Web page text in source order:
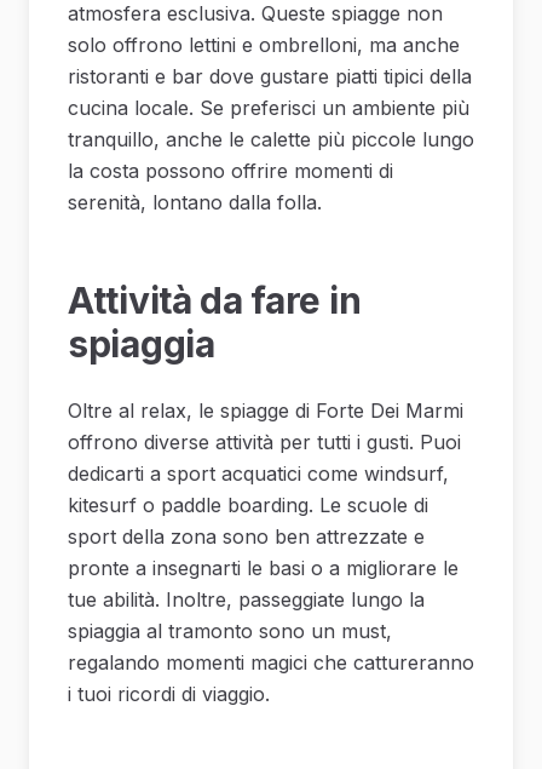
atmosfera esclusiva. Queste spiagge non
solo offrono lettini e ombrelloni, ma anche
ristoranti e bar dove gustare piatti tipici della
cucina locale. Se preferisci un ambiente più
tranquillo, anche le calette più piccole lungo
la costa possono offrire momenti di
serenità, lontano dalla folla.
Attività da fare in
spiaggia
Oltre al relax, le spiagge di Forte Dei Marmi
offrono diverse attività per tutti i gusti. Puoi
dedicarti a sport acquatici come windsurf,
kitesurf o paddle boarding. Le scuole di
sport della zona sono ben attrezzate e
pronte a insegnarti le basi o a migliorare le
tue abilità. Inoltre, passeggiate lungo la
spiaggia al tramonto sono un must,
regalando momenti magici che cattureranno
i tuoi ricordi di viaggio.